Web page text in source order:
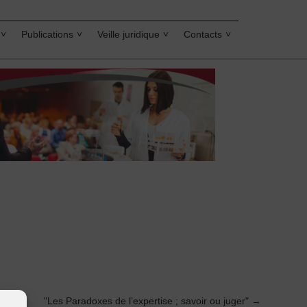
Publications Veille juridique Contacts
"Les Paradoxes de l’expertise ; savoir ou juger" →